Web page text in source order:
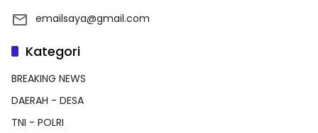
emailsaya@gmail.com
Kategori
BREAKING NEWS
DAERAH - DESA
TNI - POLRI